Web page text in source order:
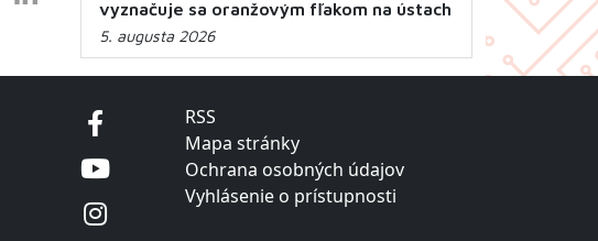
vyznačuje sa oranžovým fľakom na ústach
5. augusta 2026
RSS
Mapa stránky
Ochrana osobných údajov
Vyhlásenie o prístupnosti